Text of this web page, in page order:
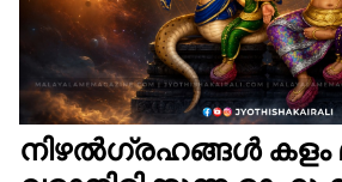
നിഴൽഗ്രഹങ്ങൾ കളം